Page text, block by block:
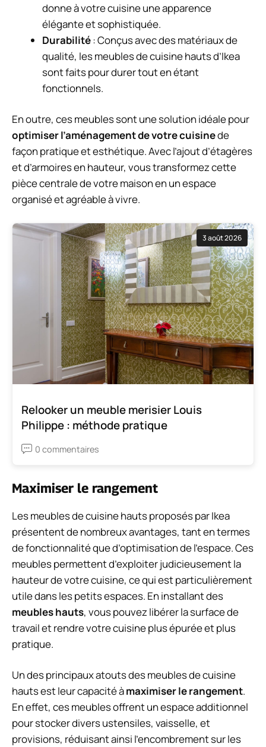
donne à votre cuisine une apparence
élégante et sophistiquée.
Durabilité: Conçus avec des matériaux de
qualité, les meubles de cuisine hauts d’Ikea
sont faits pour durer tout en étant
fonctionnels.
En outre, ces meubles sont une solution idéale pour
optimiser l’aménagement de votre cuisinede
façon pratique et esthétique. Avec l’ajout d’étagères
et d’armoires en hauteur, vous transformez cette
pièce centrale de votre maison en un espace
organisé et agréable à vivre.
3 août 2026
Relooker un meuble merisier Louis
Philippe : méthode pratique
0 commentaires
Maximiser le rangement
Les meubles de cuisine hauts proposés par Ikea
présentent de nombreux avantages, tant en termes
de fonctionnalité que d’optimisation de l’espace. Ces
meubles permettent d’exploiter judicieusement la
hauteur de votre cuisine, ce qui est particulièrement
utile dans les petits espaces. En installant des
meubles hauts, vous pouvez libérer la surface de
travail et rendre votre cuisine plus épurée et plus
pratique.
Un des principaux atouts des meubles de cuisine
hauts est leur capacité àmaximiser le rangement.
En effet, ces meubles offrent un espace additionnel
pour stocker divers ustensiles, vaisselle, et
provisions, réduisant ainsi l’encombrement sur les